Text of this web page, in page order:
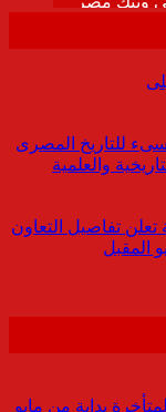
للتاريخ المصرى
والعلمية
تعلن تفاصيل التعاون
المقبل
المتأخرة بداية من مايو